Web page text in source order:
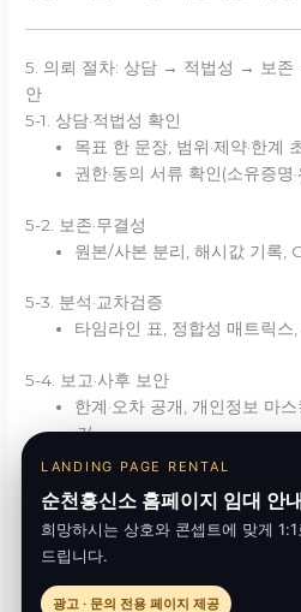
5. 의뢰 절차: 상담 → 적법성 → 보
안
5-1. 상담·적법성 확인
목표 한 문장, 범위·제약·한계
권한·동의 서류 확인(소유증명
5-2. 보존·무결성
원본/사본 분리, 해시값 기록,
5-3. 분석·교차검증
타임라인 표, 정합성 매트릭스
5-4. 보고·사후 보안
한계·오차 공개, 개인정보 마
기.
6. 보고서 품질 기준(순천흥신소 표준
기준
LANDING PAGE RENTAL
순천흥신소 홈페이지 임대 안
희망하시는 상호와 콘셉트에 맞게
드립니다.
광고 · 문의 전용 페이지 제공